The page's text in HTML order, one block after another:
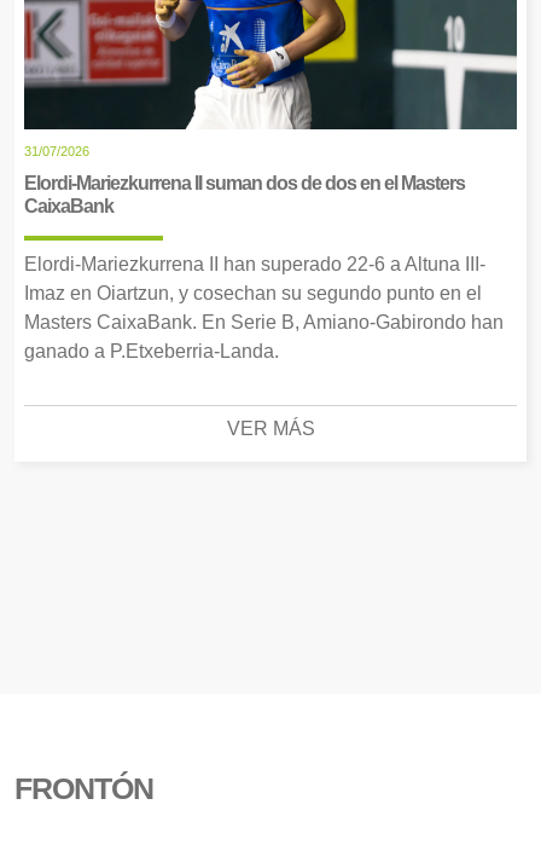
31/07/2026
Elordi-Mariezkurrena II suman dos de dos en el Masters
CaixaBank
Elordi-Mariezkurrena II han superado 22-6 a Altuna III-
Imaz en Oiartzun, y cosechan su segundo punto en el
Masters CaixaBank. En Serie B, Amiano-Gabirondo han
ganado a P.Etxeberria-Landa.
VER MÁS
FRONTÓN